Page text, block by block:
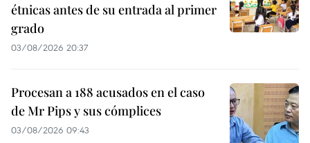
étnicas antes de su entrada al primer
grado
03/08/2026 20:37
Procesan a 188 acusados en el caso
de Mr Pips y sus cómplices
03/08/2026 09:43